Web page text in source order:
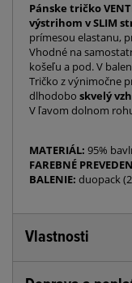
Pánske tričko
výstrihom v SLIM
prímesou elastanu,
Vhodné na
košeľu a pod. V
Tričko z výnimočne
dlhodobo skvelý
V ľavom dolnom
MATERIÁL: 95%
FAREBNÉ
BALENIE: duopack
Vlastnosti